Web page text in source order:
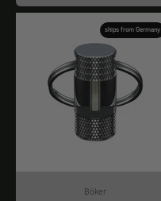
ships from Germany
Böker